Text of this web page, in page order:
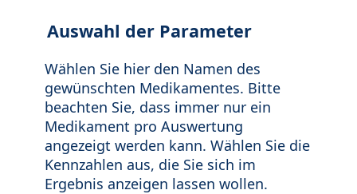
Auswahl der Parameter
Wählen Sie hier den Namen des
gewünschten Medikamentes. Bitte
beachten Sie, dass immer nur ein
Medikament pro Auswertung
angezeigt werden kann. Wählen Sie die
Kennzahlen aus, die Sie sich im
Ergebnis anzeigen lassen wollen.